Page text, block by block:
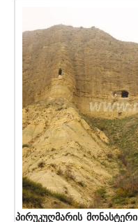
პირუკუღმარის მონასტერი